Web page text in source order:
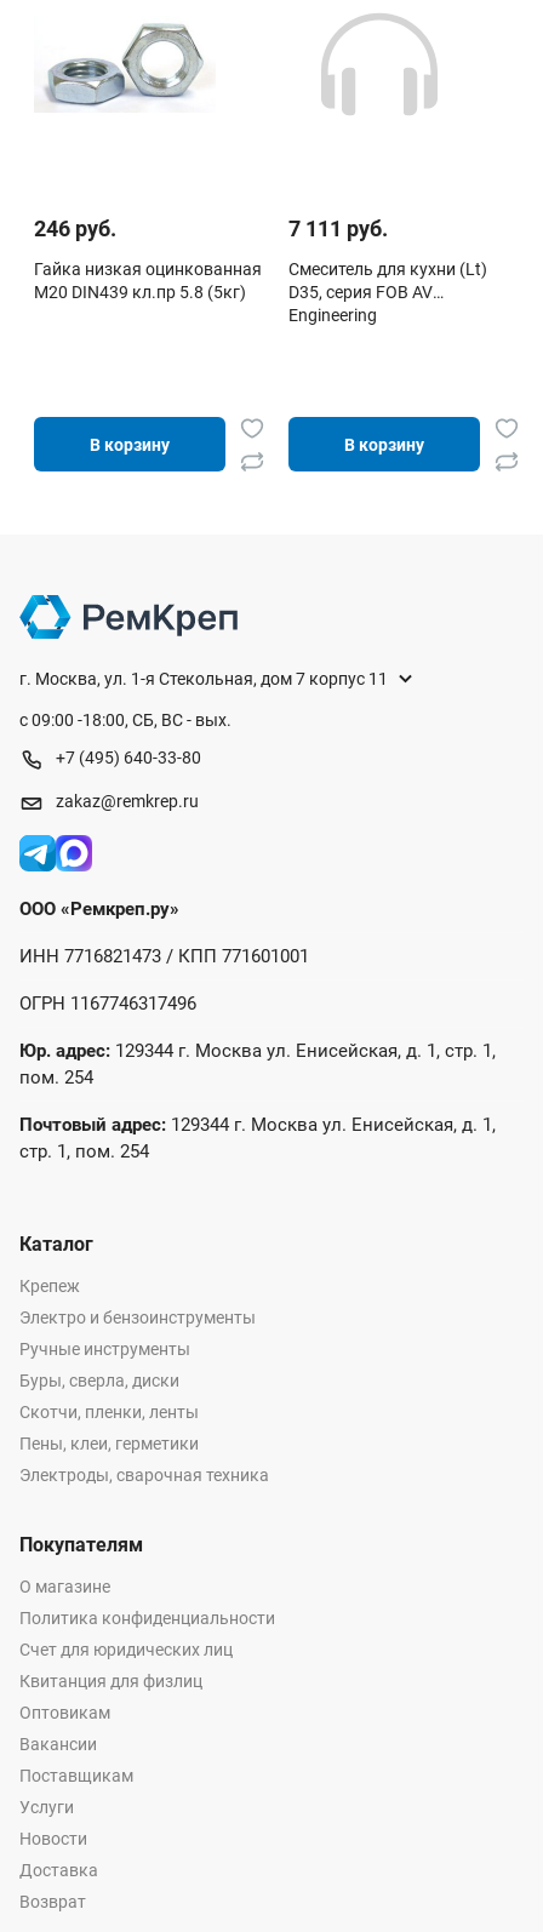
246 руб.
Гайка низкая оцинкованная
М20 DIN439 кл.пр 5.8 (5кг)
В корзину
7 111 руб.
Смеситель для кухни (Lt)
D35, серия FOB AV
Engineering
В корзину
г. Москва, ул. 1-я Стекольная, дом 7 корпус 11
с 09:00 -18:00, СБ, ВС - вых.
+7 (495) 640-33-80
zakaz@remkrep.ru
ООО «Ремкреп.ру»
ИНН 7716821473 / КПП 771601001
ОГРН 1167746317496
Юр. адрес: 129344 г. Москва ул. Енисейская, д. 1, стр. 1,
пом. 254
Почтовый адрес: 129344 г. Москва ул. Енисейская, д. 1,
стр. 1, пом. 254
Каталог
Крепеж
Электро и бензоинструменты
Ручные инструменты
Буры, сверла, диски
Скотчи, пленки, ленты
Пены, клеи, герметики
Электроды, сварочная техника
Покупателям
О магазине
Политика конфиденциальности
Счет для юридических лиц
Квитанция для физлиц
Оптовикам
Вакансии
Поставщикам
Услуги
Новости
Доставка
Возврат